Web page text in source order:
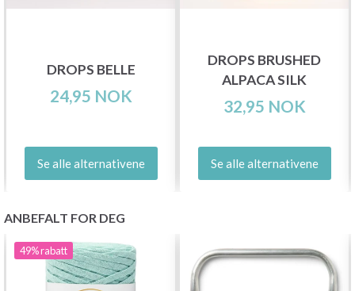
DROPS BELLE
24,95 NOK
Se alle alternativene
DROPS BRUSHED
ALPACA SILK
32,95 NOK
Se alle alternativene
ANBEFALT FOR DEG
49%rabatt